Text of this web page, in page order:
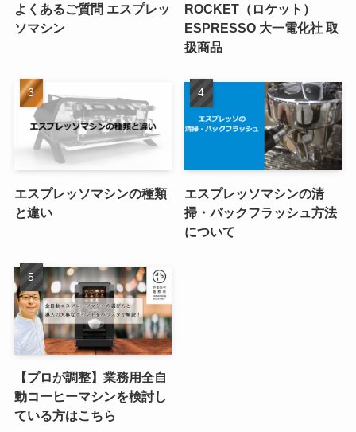
よくあるご質問 エスプレッ
ソマシン
ROCKET（ロケット）
ESPRESSO 大一電化社 取
扱商品
エスプレッソマシンの種類
と違い
エスプレッソマシンの清
掃・バックフラッシュ方法
について
【プロが調整】業務用全自
動コーヒーマシンを検討し
ている方はこちら